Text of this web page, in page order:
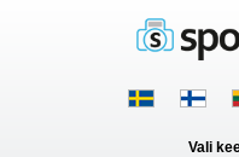
Vali